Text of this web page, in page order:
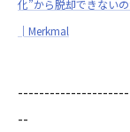
化”から脱却できない
│Merkmal
--